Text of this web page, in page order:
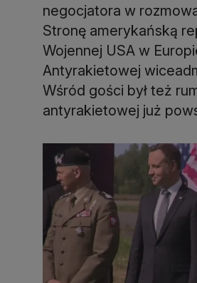
negocjatora w
Stronę amerykańską
Wojennej USA w
Antyrakietowej
Wśród gości był też
antyrakietowej już